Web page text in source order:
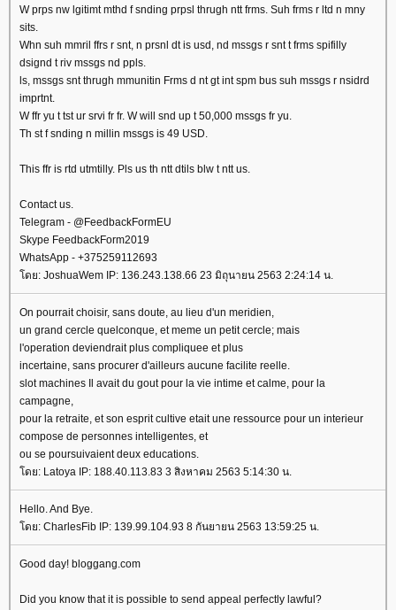
W prps nw lgitimt mthd f snding prpsl thrugh ntt frms. Suh frms r ltd n mny
sits.
Whn suh mmril ffrs r snt, n prsnl dt is usd, nd mssgs r snt t frms spifilly
dsignd t riv mssgs nd ppls.
ls, mssgs snt thrugh mmunitin Frms d nt gt int spm bus suh mssgs r nsidrd
imprtnt.
W ffr yu t tst ur srvi fr fr. W will snd up t 50,000 mssgs fr yu.
Th st f snding n millin mssgs is 49 USD.
This ffr is rtd utmtilly. Pls us th ntt dtils blw t ntt us.
Contact us.
Telegram - @FeedbackFormEU
Skype FeedbackForm2019
WhatsApp - +375259112693
ดย: JoshuaWem IP: 136.243.138.66 23 มิถุนายน 2563 2:24:14 น.
On pourrait choisir, sans doute, au lieu d'un meridien,
un grand cercle quelconque, et meme un petit cercle; mais
l'operation deviendrait plus compliquee et plus
incertaine, sans procurer d'ailleurs aucune facilite reelle.
slot machines Il avait du gout pour la vie intime et calme, pour la
campagne,
pour la retraite, et son esprit cultive etait une ressource pour un interieur
compose de personnes intelligentes, et
ou se poursuivaient deux educations.
ดย: Latoya IP: 188.40.113.83 3 สิงหาคม 2563 5:14:30 น.
Hello. And Bye.
ดย: CharlesFib IP: 139.99.104.93 8 กันยายน 2563 13:59:25 น.
Good day! bloggang.com
Did you know that it is possible to send appeal perfectly lawful?